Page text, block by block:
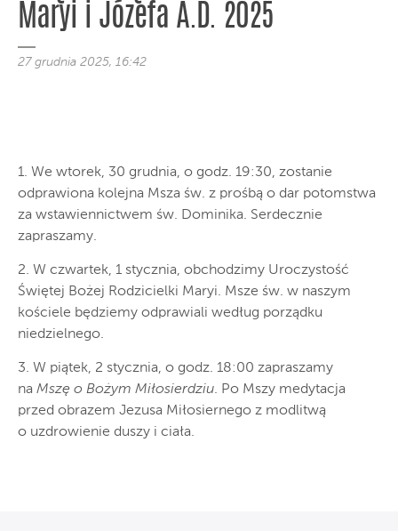
Maryi i Józefa A.D. 2025
27 grudnia 2025, 16:42
1. We wtorek, 30 grudnia, o godz. 19:30, zostanie
odprawiona kolejna Msza św. z prośbą o dar potomstwa
za wstawiennictwem św. Dominika. Serdecznie
zapraszamy.
2. W czwartek, 1 stycznia, obchodzimy Uroczystość
Świętej Bożej Rodzicielki Maryi. Msze św. w naszym
kościele będziemy odprawiali według porządku
niedzielnego.
3. W piątek, 2 stycznia, o godz. 18:00 zapraszamy
na Mszę o Bożym Miłosierdziu. Po Mszy medytacja
przed obrazem Jezusa Miłosiernego z modlitwą
o uzdrowienie duszy i ciała.